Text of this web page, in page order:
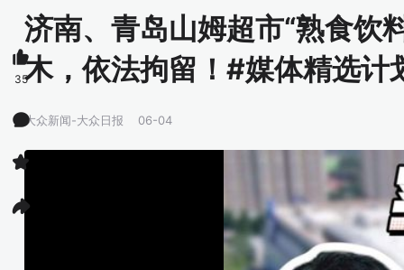
济南、青岛山姆超市“熟食饮
木，依法拘留！#媒体精选计
大众新闻-大众日报 06-04
35